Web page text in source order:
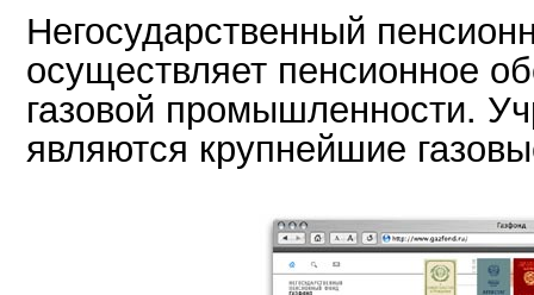
Негосударственный
осуществляет пенсионное
газовой промышленности.
являются крупнейшие